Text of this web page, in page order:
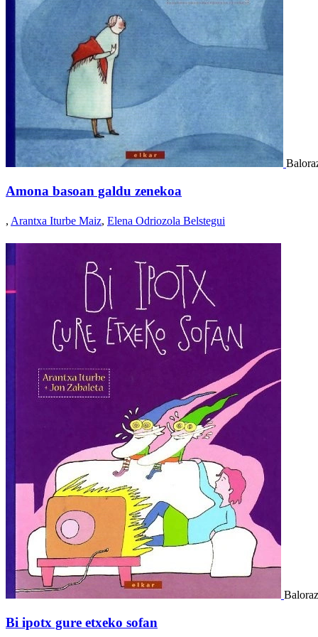
Amona basoan galdu zenekoa
, Arantxa Iturbe Maiz, Elena Odriozola Belstegui
Bi ipotx gure etxeko sofan